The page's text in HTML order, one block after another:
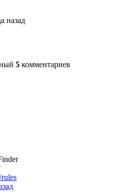
назад
5 комментариев